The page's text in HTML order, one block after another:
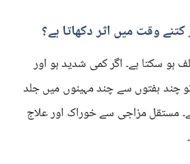
سکتا ہے۔ اگر کمی شدید ہو اور
چند ہفتوں سے چند مہینوں میں جلد
مستقل مزاجی سے خوراک اور علاج